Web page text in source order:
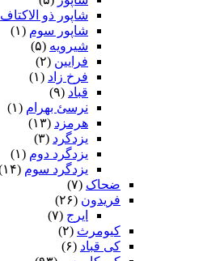
شاپور ذو الاکتاف
شاپور سوم‏ (۱)
شیرویه (۵)
فرایین (۲)
فرخ زاد (۱)
قباد (۹)
نرسئ بهرام‏ (۱)
هرمزد (۱۳)
یزدگرد (۳)
یزدگرد دوم (۱)
یزدگرد سوم (۱۴)
ضحاک (۷)
فریدون (۲۶)
ایرج (۷)
کیومرث (۲)
کی قباد (۶)